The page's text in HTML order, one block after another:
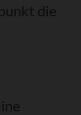
die